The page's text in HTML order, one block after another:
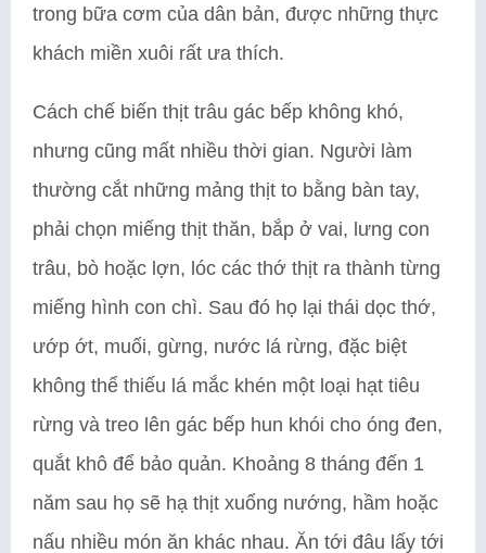
trong bữa cơm của dân bản, được những thực
khách miền xuôi rất ưa thích.
Cách chế biến thịt trâu gác bếp không khó,
nhưng cũng mất nhiều thời gian. Người làm
thường cắt những mảng thịt to bằng bàn tay,
phải chọn miếng thịt thăn, bắp ở vai, lưng con
trâu, bò hoặc lợn, lóc các thớ thịt ra thành từng
miếng hình con chì. Sau đó họ lại thái dọc thớ,
ướp ớt, muối, gừng, nước lá rừng, đặc biệt
không thể thiếu lá mắc khén một loại hạt tiêu
rừng và treo lên gác bếp hun khói cho óng đen,
quắt khô để bảo quản. Khoảng 8 tháng đến 1
năm sau họ sẽ hạ thịt xuống nướng, hầm hoặc
nấu nhiều món ăn khác nhau. Ăn tới đâu lấy tới